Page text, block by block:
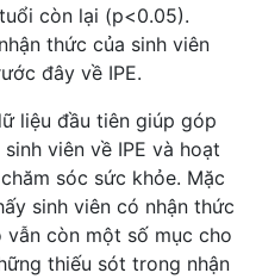
còn lại (p<0.05).
thức của sinh viên
đây về IPE.
liệu đầu tiên giúp góp
viên về IPE và hoạt
sóc sức khỏe. Mặc
sinh viên có nhận thức
còn một số mục cho
thiếu sót trong nhận